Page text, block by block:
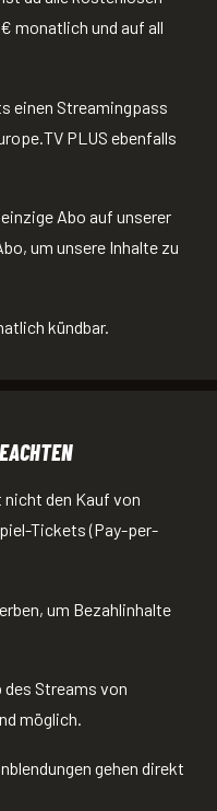
monatlich und auf all
einen Streamingpass
PLUS ebenfalls
Abo auf unserer
um unsere Inhalte zu
kündbar.
den Kauf von
Tickets (Pay-per-
um Bezahlinhalte
des Streams von
möglich.
gehen direkt